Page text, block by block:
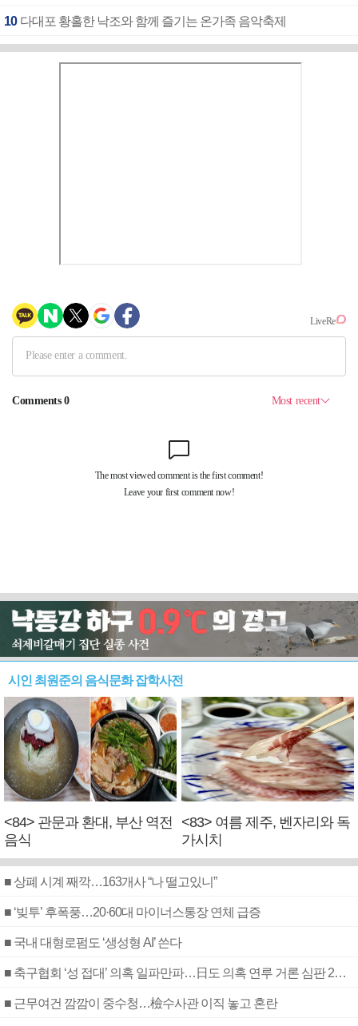
10 다대포 황홀한 낙조와 함께 즐기는 온가족 음악축제
시인 최원준의 음식문화 잡학사전
<84> 관문과 환대, 부산 역전
음식
<83> 여름 제주, 벤자리와 독
가시치
■ 상폐 시계 째깍…163개사 “나 떨고있니”
■ ‘빚투’ 후폭풍…20·60대 마이너스통장 연체 급증
■ 국내 대형로펌도 ‘생성형 AI’ 쓴다
■ 축구협회 ‘성 접대’ 의혹 일파만파…日도 의혹 연루 거론 심판 2명 조사
■ 근무여건 깜깜이 중수청…檢수사관 이직 놓고 혼란